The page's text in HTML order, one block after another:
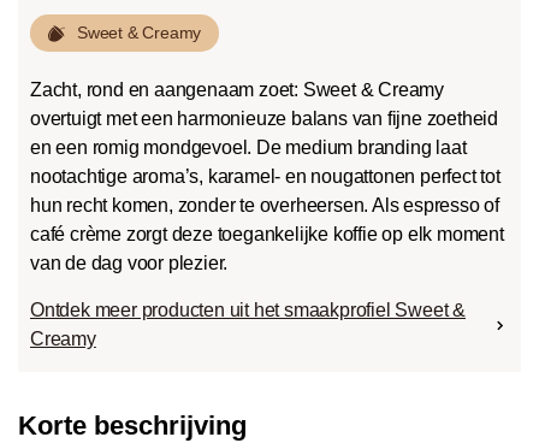
Sweet & Creamy
Zacht, rond en aangenaam zoet: Sweet & Creamy
overtuigt met een harmonieuze balans van fijne zoetheid
en een romig mondgevoel. De medium branding laat
nootachtige aroma’s, karamel- en nougattonen perfect tot
hun recht komen, zonder te overheersen. Als espresso of
café crème zorgt deze toegankelijke koffie op elk moment
van de dag voor plezier.
Ontdek meer producten uit het smaakprofiel Sweet &
Creamy
Korte beschrijving